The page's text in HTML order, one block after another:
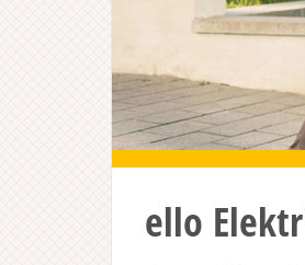
ello